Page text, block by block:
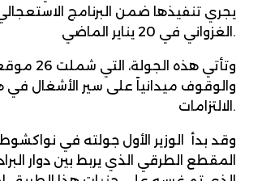
يجري تنفيذها ضمن البرنامج
الغزواني في 20 يناير الماضي.
وتأتي
والوقوف ميدانياً على سير الأشغال في
الالتزامات.
المقطع الطرقي الذي يربط بين دوار